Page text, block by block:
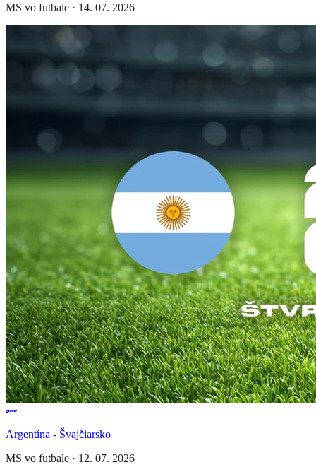
MS vo futbale · 14. 07. 2026
Argentína - Švajčiarsko
MS vo futbale · 12. 07. 2026